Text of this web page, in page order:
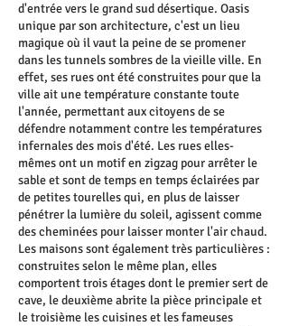
d'entrée vers le grand sud désertique. Oasis
unique par son architecture, c'est un lieu
magique où il vaut la peine de se promener
dans les tunnels sombres de la vieille ville. En
effet, ses rues ont été construites pour que la
ville ait une température constante toute
l'année, permettant aux citoyens de se
défendre notamment contre les températures
infernales des mois d'été. Les rues elles-
mêmes ont un motif en zigzag pour arrêter le
sable et sont de temps en temps éclairées par
de petites tourelles qui, en plus de laisser
pénétrer la lumière du soleil, agissent comme
des cheminées pour laisser monter l'air chaud.
Les maisons sont également très particulières :
construites selon le même plan, elles
comportent trois étages dont le premier sert de
cave, le deuxième abrite la pièce principale et
le troisième les cuisines et les fameuses